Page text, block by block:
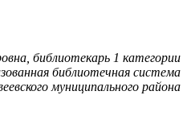
библиотекарь 1 категории
библиотечная система
муниципального района